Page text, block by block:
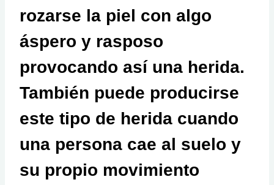
rozarse la piel con algo
áspero y rasposo
provocando así una herida.
También puede producirse
este tipo de herida cuando
una persona cae al suelo y
su propio movimiento